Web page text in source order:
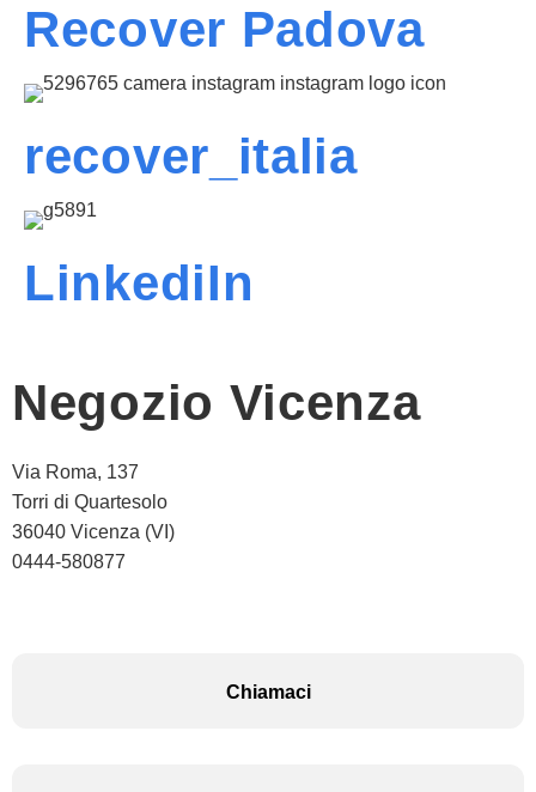
Recover Padova
recover_italia
LinkediIn
Negozio Vicenza
Via Roma, 137
Torri di Quartesolo
36040 Vicenza (VI)
0444-580877
Chiamaci